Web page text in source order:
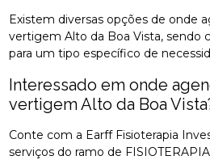
Existem diversas opções de onde
vertigem Alto da Boa Vista, sendo
para um tipo específico de
Interessado em onde
vertigem Alto da Boa
Conte com a Earff Fisioterapia
serviços do ramo de